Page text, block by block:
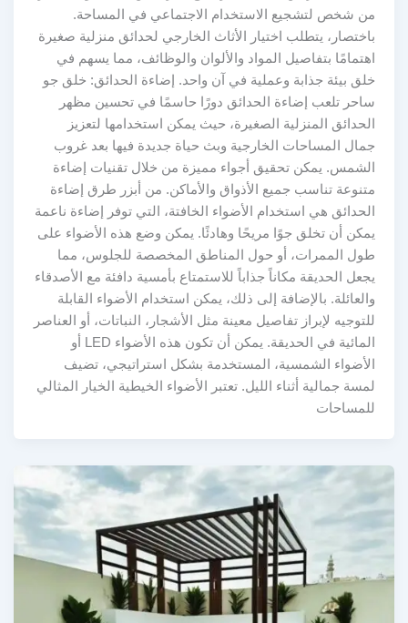
من شخص لتشجيع الاستخدام الاجتماعي في المساحة.
باختصار، يتطلب اختيار الأثاث الخارجي لحدائق منزلية صغيرة
اهتمامًا بتفاصيل المواد والألوان والوظائف، مما يسهم في
خلق بيئة جذابة وعملية في آن واحد. إضاءة الحدائق: خلق جو
ساحر تلعب إضاءة الحدائق دورًا حاسمًا في تحسين مظهر
الحدائق المنزلية الصغيرة، حيث يمكن استخدامها لتعزيز
جمال المساحات الخارجية وبث حياة جديدة فيها بعد غروب
الشمس. يمكن تحقيق أجواء مميزة من خلال تقنيات إضاءة
متنوعة تناسب جميع الأذواق والأماكن. من أبزر طرق إضاءة
الحدائق هي استخدام الأضواء الخافتة، التي توفر إضاءة ناعمة
يمكن أن تخلق جوًا مريحًا وهادئًا. يمكن وضع هذه الأضواء على
طول الممرات، أو حول المناطق المخصصة للجلوس، مما
يجعل الحديقة مكاناً جذاباً للاستمتاع بأمسية دافئة مع الأصدقاء
والعائلة. بالإضافة إلى ذلك، يمكن استخدام الأضواء القابلة
للتوجيه لإبراز تفاصيل معينة مثل الأشجار، النباتات، أو العناصر
المائية في الحديقة. يمكن أن تكون هذه الأضواء LED أو
الأضواء الشمسية، المستخدمة بشكل استراتيجي، تضيف
لمسة جمالية أثناء الليل. تعتبر الأضواء الخيطية الخيار المثالي
للمساحات